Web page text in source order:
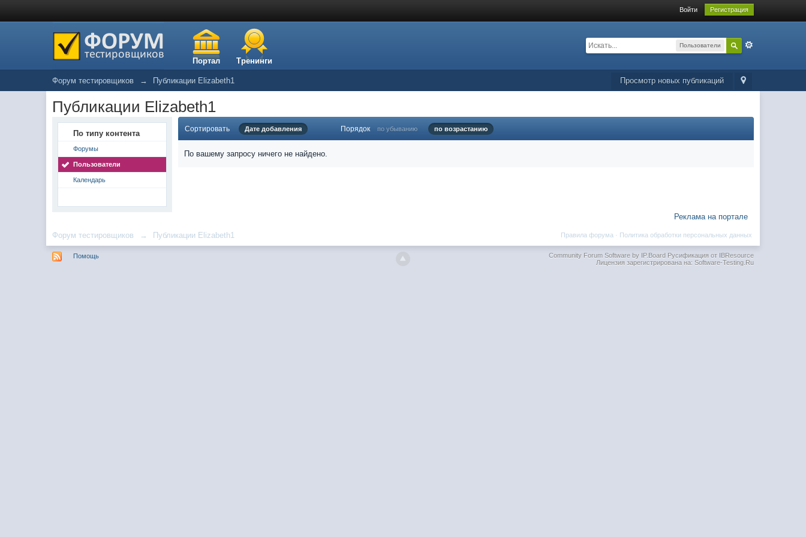
Войти Регистрация
Портал Тренинги
Пользователи
Просмотр новых публикаций
Форум тестировщиков → Публикации Elizabeth1
Публикации Elizabeth1
По типу контента
Форумы
Пользователи
Календарь
Сортировать Дате добавления Порядок по убыванию по возрастанию
По вашему запросу ничего не найдено.
Реклама на портале
Форум тестировщиков → Публикации Elizabeth1 Политика обработки персональных данных
Правила форума ·
Помощь Community Forum Software by IP.BoardРусификация от IBResource
Лицензия зарегистрирована на: Software-Testing.Ru